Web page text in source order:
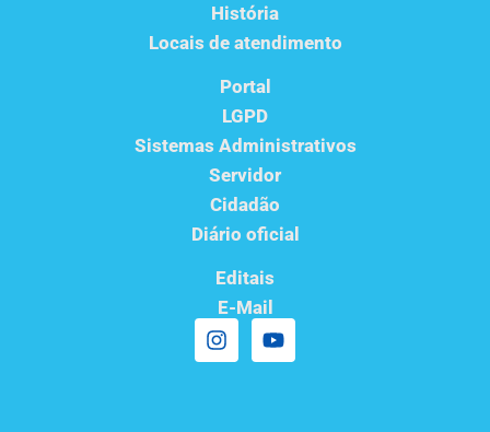
História
Locais de atendimento
Portal
LGPD
Sistemas Administrativos
Servidor
Cidadão
Diário oficial
Editais
E-Mail